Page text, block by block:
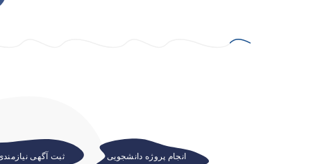
انجام پروژه دانشجویی ثبت آگهی